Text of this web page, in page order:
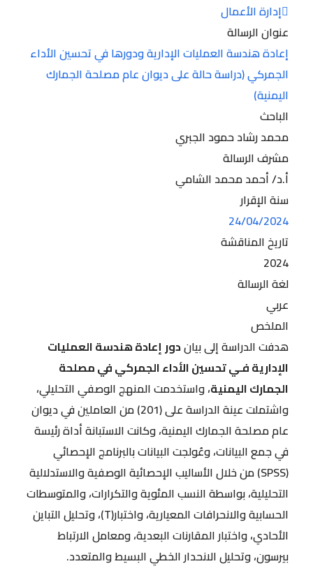
إدارة الأعمال
عنوان الرسالة
إعادة هندسة العمليات الإدارية ودورها في تحسين الأداء
الجمركي (دراسة حالة على ديوان عام مصلحة الجمارك
اليمنية)
الباحث
محمد رشاد حمود الجبري
مشرف الرسالة
أ.د/ أحمد محمد الشامي
سنة الإقرار
24/04/2024
تاريخ المناقشة
2024
لغة الرسالة
عربي
الملخص
هدفت الدراسة إلى بياندورإعادة هندسة العمليات
الإدارية فـي تحسين الأداء الجمركي في مصلحة
الجمارك اليمنية، واستخدمت المنهج الوصفي التحليلي،
واشتملت عينة الدراسة على (201) من العاملين في ديوان
عام مصلحة الجمارك اليمنية، وكانت الاستبانة أداة رئيسة
في جمع البيانات، وعُولجت البيانات بالبرنامج الإحصائي
(SPSS) من خلال الأساليب الإحصائية الوصفية والاستدلالية
التحليلية، بواسطة النسب المئوية والتكرارات، والمتوسطات
الحسابية والانحرافات المعيارية، واختبار(T)، وتحليل التباين
الأحادي، واختبار المقارنات البعدية، ومعامل الارتباط
بيرسون، وتحليل الانحدار الخطي البسيط والمتعدد.